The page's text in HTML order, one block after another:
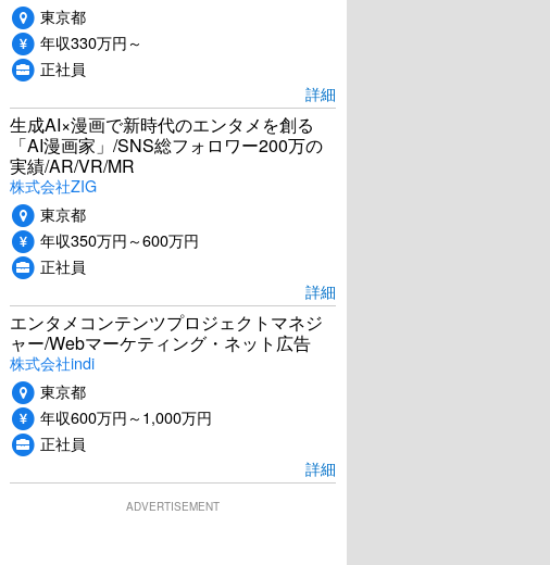
東京都
年収330万円～
正社員
詳細
生成AI×漫画で新時代のエンタメを創る
「AI漫画家」/SNS総フォロワー200万の
実績/AR/VR/MR
株式会社ZIG
東京都
年収350万円～600万円
正社員
詳細
エンタメコンテンツプロジェクトマネジ
ャー/Webマーケティング・ネット広告
株式会社indi
東京都
年収600万円～1,000万円
正社員
詳細
ADVERTISEMENT